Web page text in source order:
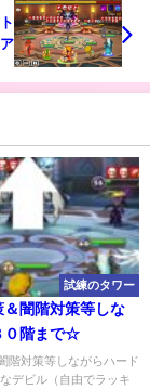
試練のタワー
＆闇階対策等しな
０階まで☆
階対策等しながらハード
デビル（自由でラッキ